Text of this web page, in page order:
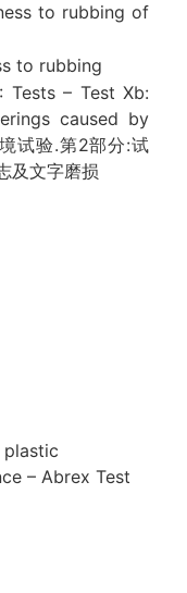
to rubbing of
to rubbing
Tests – Test Xb:
caused by
试验.第2部分:试
及文字磨损
– Abrex Test